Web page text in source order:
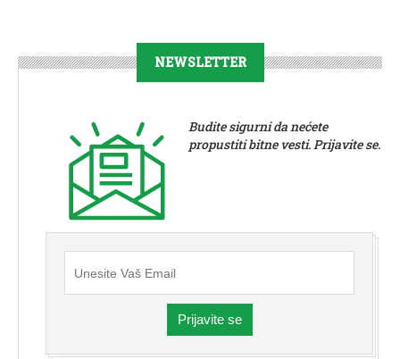
NEWSLETTER
Budite sigurni da nećete
propustiti bitne vesti. Prijavite se.
Prijavite se